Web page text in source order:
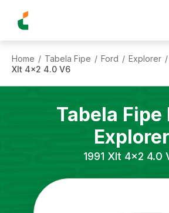
Home / Tabela Fipe / Ford / Explorer /
Xlt 4x2 4.0 V6
Tabela Fipe
Explorer
1991 Xlt 4x2 4.0